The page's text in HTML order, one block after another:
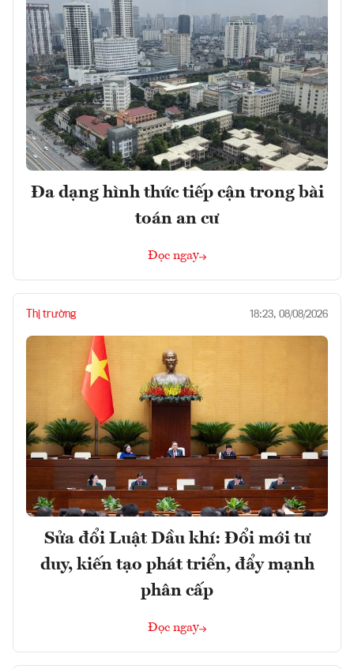
Đa dạng hình thức tiếp cận trong bài
toán an cư
Đọc ngay
Thị trường 18:23, 08/08/2026
Sửa đổi Luật Dầu khí: Đổi mới tư
duy, kiến tạo phát triển, đẩy mạnh
phân cấp
Đọc ngay